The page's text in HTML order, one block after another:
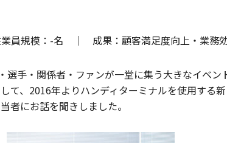
員規模：-名 ｜ 成果：顧客満足度向上・業務
手・関係者・ファンが一堂に集う大きなイベ
て、2016年よりハンディターミナルを使用する
者にお話を聞きしました。